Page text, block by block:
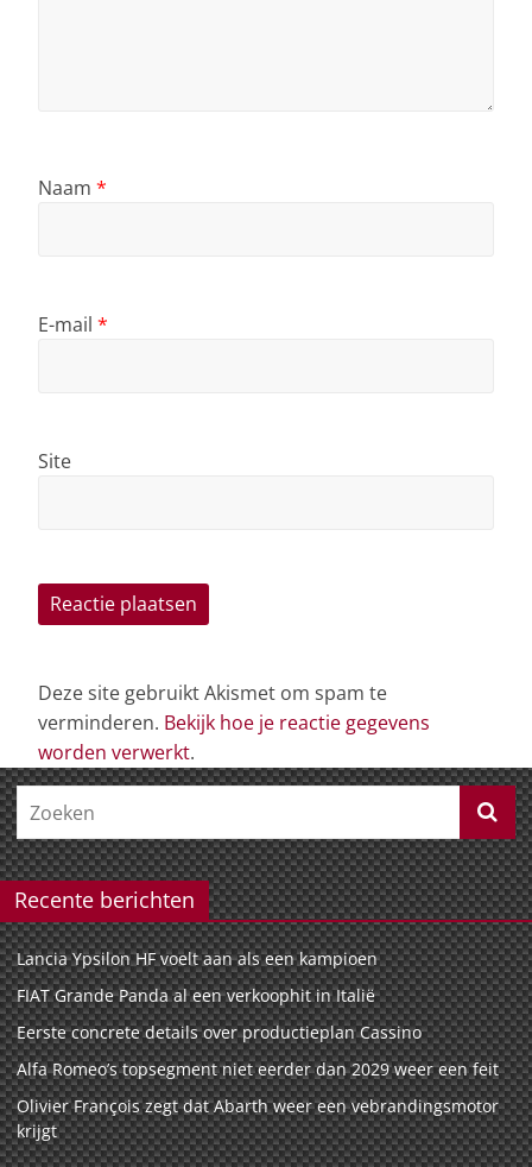
Naam *
E-mail *
Site
Deze site gebruikt Akismet om spam te
verminderen. Bekijk hoe je reactie gegevens
worden verwerkt.
Recente berichten
Lancia Ypsilon HF voelt aan als een kampioen
FIAT Grande Panda al een verkoophit in Italië
Eerste concrete details over productieplan Cassino
Alfa Romeo’s topsegment niet eerder dan 2029 weer een feit
Olivier François zegt dat Abarth weer een vebrandingsmotor
krijgt